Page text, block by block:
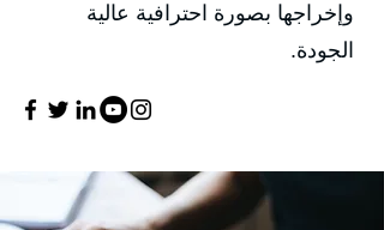
وإخراجها بصورة احترافية عالية
الجودة.